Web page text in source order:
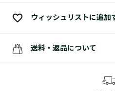
ウィッシュリストに追加
送料・返品について